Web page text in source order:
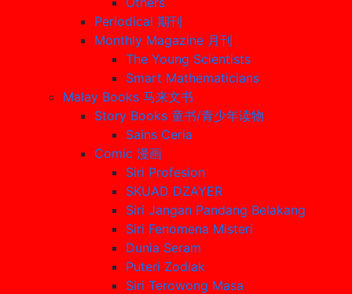
Periodical 期刊
Monthly Magazine 月刊
The Young Scientists
Smart Mathematicians
Malay Books 马来文书
Story Books 童书/青少年读物
Sains Ceria
Comic 漫画
Siri Profesion
SKUAD DZAYER
Siri Jangan Pandang Belakang
Siri Fenomena Misteri
Dunia Seram
Puteri Zodiak
Siri Terowong Masa